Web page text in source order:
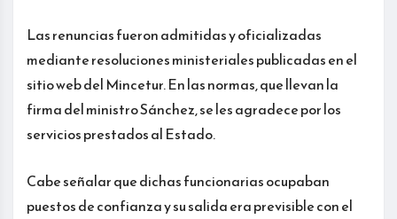
Las renuncias fueron admitidas y oficializadas
mediante resoluciones ministeriales publicadas en el
sitio web del Mincetur. En las normas, que llevan la
firma del ministro Sánchez, se les agradece por los
servicios prestados al Estado.
Cabe señalar que dichas funcionarias ocupaban
puestos de confianza y su salida era previsible con el